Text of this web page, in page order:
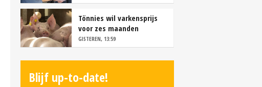
Tönnies wil varkensprijs
voor zes maanden
vastleggen
GISTEREN, 13:59
Blijf up-to-date!